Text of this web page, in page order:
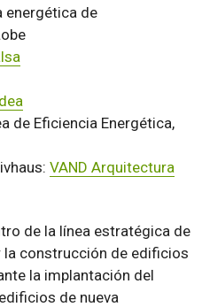
energética de
de Eficiencia Energética,
VAND Arquitectura
de la línea estratégica de
la construcción de edificios
la implantación del
de nueva